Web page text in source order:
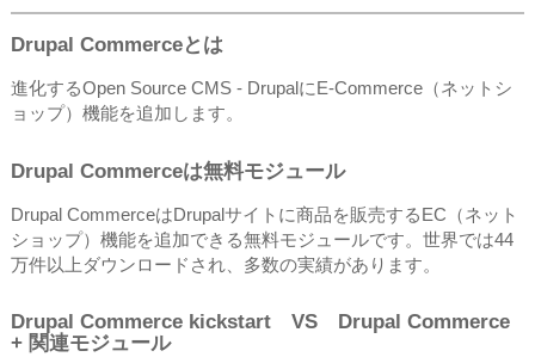
Drupal Commerceとは
進化するOpen Source CMS - DrupalにE-Commerce（ネットシ
ョップ）機能を追加します。
Drupal Commerceは無料モジュール
Drupal CommerceはDrupalサイトに商品を販売するEC（ネット
ショップ）機能を追加できる無料モジュールです。世界では44
万件以上ダウンロードされ、多数の実績があります。
Drupal Commerce kickstart VS Drupal Commerce
+ 関連モジュール